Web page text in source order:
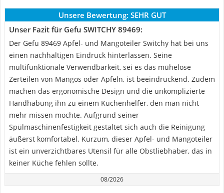
Unsere Bewertung: SEHR GUT
Unser Fazit für Gefu SWITCHY 89469:
Der Gefu 89469 Apfel- und Mangoteiler Switchy hat bei uns
einen nachhaltigen Eindruck hinterlassen. Seine
multifunktionale Verwendbarkeit, sei es das mühelose
Zerteilen von Mangos oder Äpfeln, ist beeindruckend. Zudem
machen das ergonomische Design und die unkomplizierte
Handhabung ihn zu einem Küchenhelfer, den man nicht
mehr missen möchte. Aufgrund seiner
Spülmaschinenfestigkeit gestaltet sich auch die Reinigung
äußerst komfortabel. Kurzum, dieser Apfel- und Mangoteiler
ist ein unverzichtbares Utensil für alle Obstliebhaber, das in
keiner Küche fehlen sollte.
08/2026